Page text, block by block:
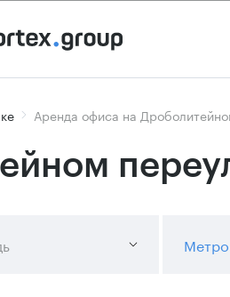
Аренда офиса на
Метро